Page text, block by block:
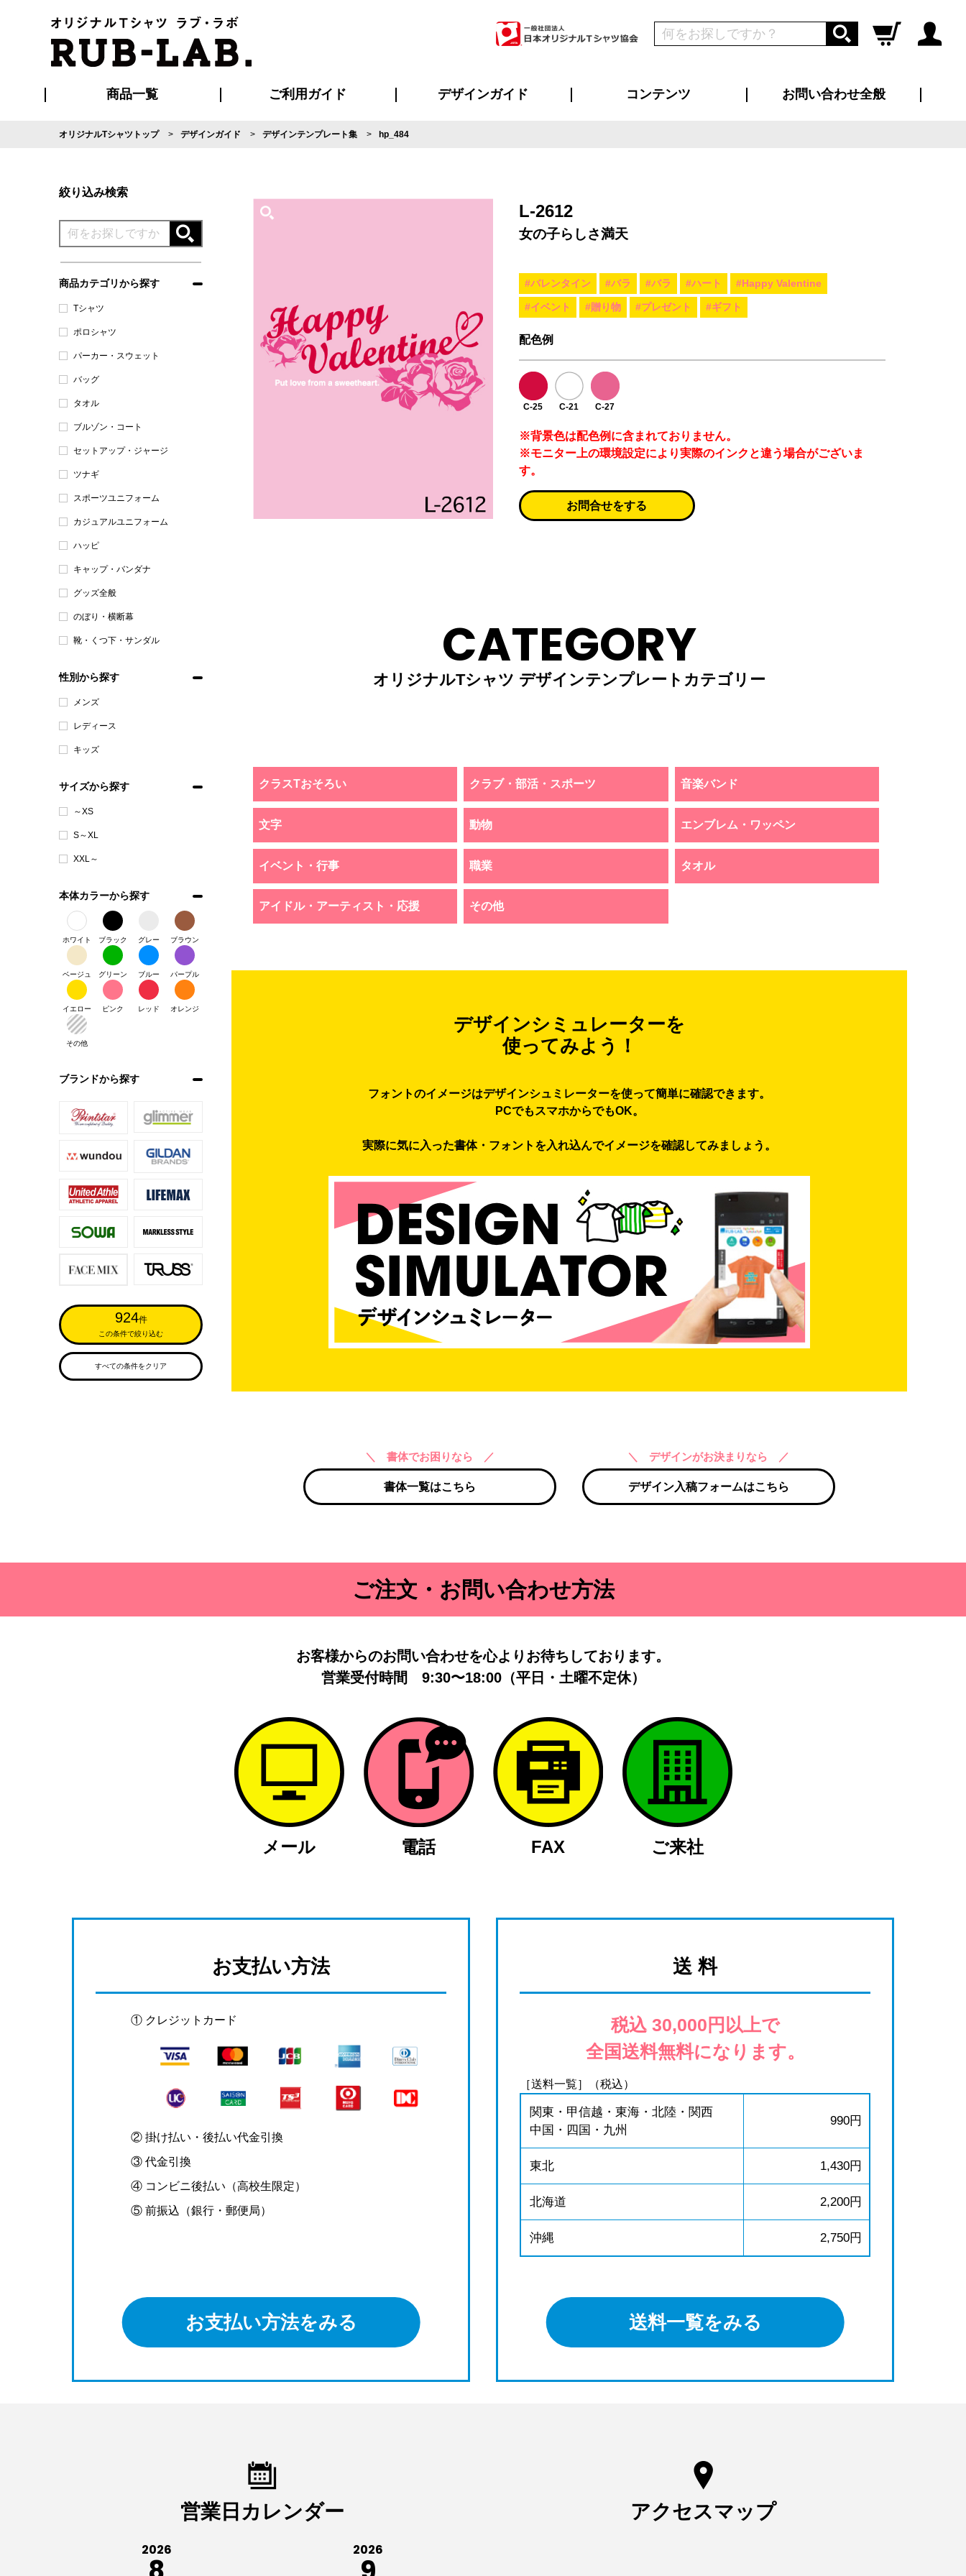
ログイン
商品一覧 ご利用ガイド
ご利用ガイド
はじめての方へ
再注文の方へ
お支払い方法について
割引まとめページ
発送・特急サービスについて
版の保管期限について
マイページ会員のメリット
よくあるご質問
デザインガイド コンテンツ お問い合わせ全般
オリジナルTシャツトップ デザインガイド デザインテンプレート集 hp_484
絞り込み検索
商品カテゴリから探す
Tシャツ
ポロシャツ
パーカー・スウェット
バッグ
タオル
ブルゾン・コート
セットアップ・ジャージ
ツナギ
スポーツユニフォーム
カジュアルユニフォーム
ハッピ
キャップ・バンダナ
グッズ全般
のぼり・横断幕
靴・くつ下・サンダル
性別から探す
メンズ
レディース
キッズ
サイズから探す
～XS
S～XL
XXL～
本体カラーから探す
ホワイト ブラック グレー ブラウン
ベージュ グリーン ブルー パープル
イエロー ピンク レッド オレンジ
その他
ブランドから探す
924件
この条件で絞り込む
すべての条件をクリア
L-2612
女の子らしさ満天
#バレンタイン #バラ #バラ #ハート #Happy Valentine
#イベント #贈り物 #プレゼント #ギフト
配色例
C-25 C-21 C-27
※背景色は配色例に含まれておりません。
※モニター上の環境設定により実際のインクと違う場合がございま
す。
お問合せをする
CATEGORY
オリジナルTシャツ デザインテンプレートカテゴリー
クラスTおそろい クラブ・部活・スポーツ 音楽バンド
文字 動物 エンブレム・ワッペン
イベント・行事 職業 タオル
アイドル・アーティスト・応援 その他
デザインシミュレーターを
使ってみよう！
フォントのイメージはデザインシュミレーターを使って簡単に確認できます。
PCでもスマホからでもOK。
実際に気に入った書体・フォントを入れ込んでイメージを確認してみましょう。
＼ 書体でお困りなら ／
書体一覧はこちら
＼ デザインがお決まりなら ／
デザイン入稿フォームはこちら
ご注文・お問い合わせ方法
お客様からのお問い合わせを心よりお待ちしております。
営業受付時間 9:30〜18:00（平日・土曜不定休）
メール 電話 FAX ご来社
お支払い方法
① クレジットカード
② 掛け払い・後払い代金引換
③ 代金引換
④ コンビニ後払い（高校生限定）
⑤ 前振込（銀行・郵便局）
お支払い方法をみる
送 料
税込 30,000円以上で
全国送料無料になります。
［送料一覧］（税込）
関東・甲信越・東海・北陸・関西
中国・四国・九州
990円
東北 1,430円
北海道 2,200円
沖縄 2,750円
送料一覧をみる
営業日カレンダー
2026 2026
アクセスマップ